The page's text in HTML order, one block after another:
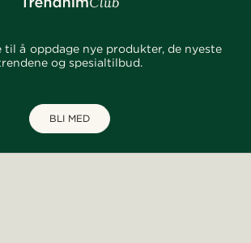
å oppdage nye produkter, de nyeste
og spesialtilbud.
BLI MED